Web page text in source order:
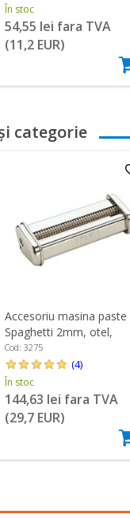
În stoc
54,55 lei fara TVA
(11,2 EUR)
categorie
Accesoriu masina paste
Spaghetti 2mm, otel,
"Simplex" - Imperia
Cod: 3275
(4)
În stoc
144,63 lei fara TVA
(29,7 EUR)